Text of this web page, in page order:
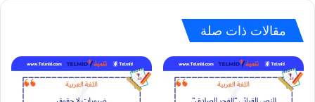
مقالات ذات صلة